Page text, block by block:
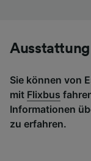
Ausstattung
Sie können von
mit Flixbus
Informationen
zu erfahren.